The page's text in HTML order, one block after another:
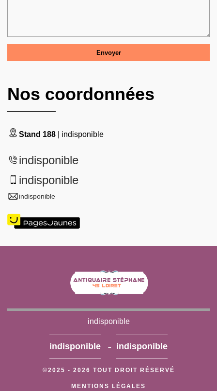
Nos coordonnées
Stand 188 | indisponible
indisponible
indisponible
indisponible
indisponible
indisponible - indisponible
©2025 - 2026 TOUT DROIT RÉSERVÉ
MENTIONS LÉGALES